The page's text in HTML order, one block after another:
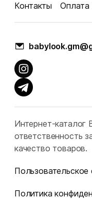
Контакты
Оплата
Интернет-каталог
ответственность
качество товаров.
Пользовательское
Политика